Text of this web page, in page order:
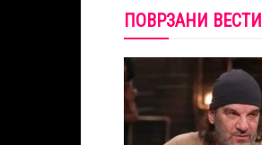
ПОВРЗАНИ ВЕСТИ